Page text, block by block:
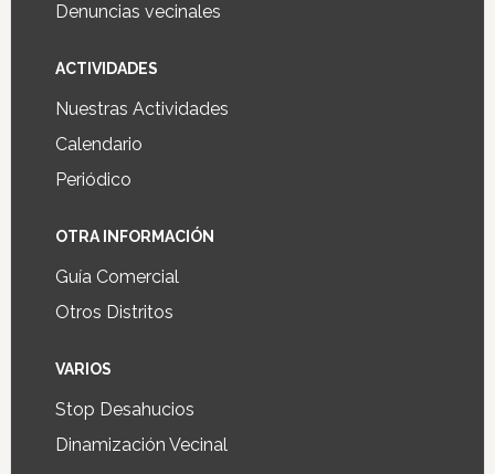
Denuncias vecinales
ACTIVIDADES
Nuestras Actividades
Calendario
Periódico
OTRA INFORMACIÓN
Guía Comercial
Otros Distritos
VARIOS
Stop Desahucios
Dinamización Vecinal